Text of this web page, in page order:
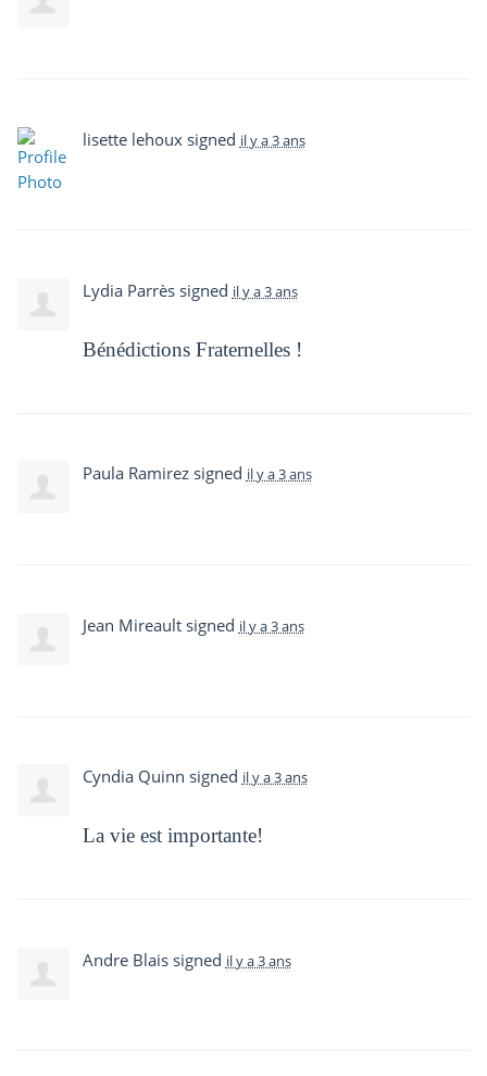
lisette lehouxsigned il y a 3 ans
Lydia Parrèssigned il y a 3 ans
Bénédictions Fraternelles !
Paula Ramirezsigned il y a 3 ans
Jean Mireaultsigned il y a 3 ans
Cyndia Quinn signed il y a 3 ans
La vie est importante!
Andre Blaissigned il y a 3 ans